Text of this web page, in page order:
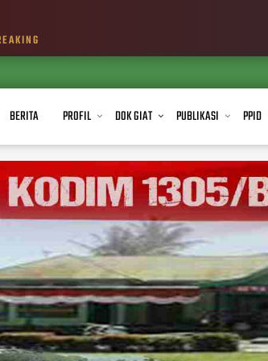
BERITA PROFIL DOK GIAT PUBLIKASI PPID